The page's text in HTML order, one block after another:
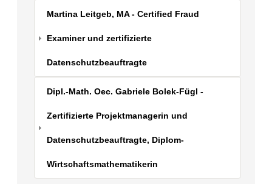
Martina Leitgeb, MA - Certified Fraud
Examiner und zertifizierte
Datenschutzbeauftragte
Dipl.-Math. Oec. Gabriele Bolek-Fügl -
Zertifizierte Projektmanagerin und
Datenschutzbeauftragte, Diplom-
Wirtschaftsmathematikerin